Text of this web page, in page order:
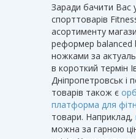
Заради бачити Вас
спорттоварів
асортименту
реформер balanced
ножками за
в короткий термін
Дніпропетровськ і
товарів також є
платформа для
товари. Наприклад,
можна за гарною